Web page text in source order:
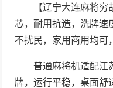
【辽宁大连麻将
芯，耐用抗造，洗牌速
不扰民，家用商用均可
普通麻将机适配江
牌，运行平稳，桌面舒